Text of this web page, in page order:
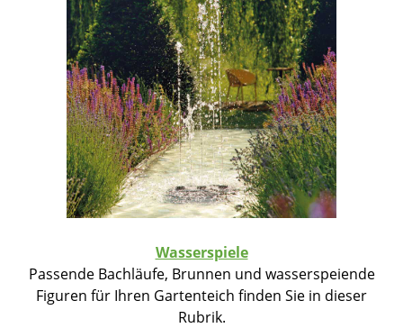
Wasserspiele
Passende Bachläufe, Brunnen und wasserspeiende
Figuren für Ihren Gartenteich finden Sie in dieser
Rubrik.